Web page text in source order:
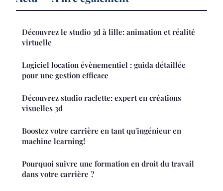
Découvrez le studio 3d à lille: animation et réalité
virtuelle
Logiciel location évènementiel : guida détaillée
pour une gestion efficace
Découvrez studio raclette: expert en créations
visuelles 3d
Boostez votre carrière en tant qu'ingénieur en
machine learning!
Pourquoi suivre une formation en droit du travail
dans votre carrière ?